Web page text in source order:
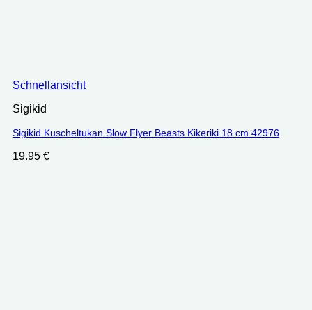
Schnellansicht
Sigikid
Sigikid Kuscheltukan Slow Flyer Beasts Kikeriki 18 cm 42976
19.95 €